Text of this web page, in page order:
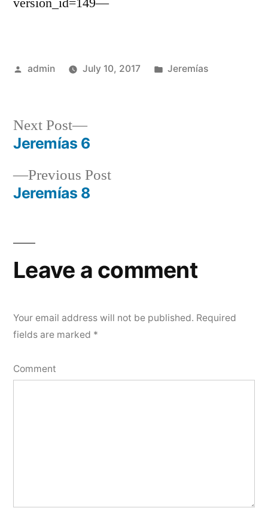
Posted
admin July 10, 2017
Posted
Jeremías
Post
navigation
Previous PostPrevious
Jeremías 8
Next Post
Next
post:
Jeremías 6
Leave a comment
Your email address will not be published. Required
fields are marked *
Comment